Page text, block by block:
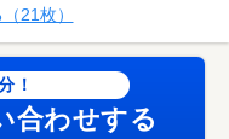
21枚）
！
合わせする